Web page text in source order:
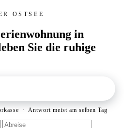
OSTSEE
in
Sie die ruhige
· Antwort meist am selben Tag